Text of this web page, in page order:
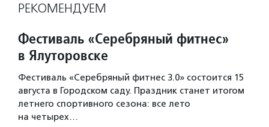
РЕКОМЕНДУЕМ
Фестиваль «Серебряный фитнес»
в Ялуторовске
Фестиваль «Серебряный фитнес 3.0» состоится 15
августа в Городском саду. Праздник станет итогом
летнего спортивного сезона: все лето
на четырех…